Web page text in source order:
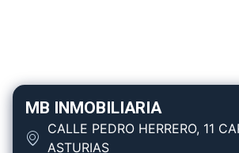
MB INMOBILIARIA
CALLE PEDRO HERRERO, 11
ASTURIAS